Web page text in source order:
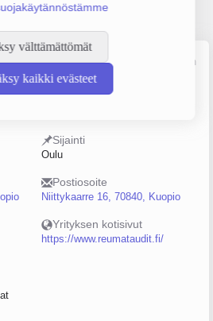
välttämättömät
kaikki evästeet
Päättäjätiedot
Lähde: YTJ, PRH, Traficom
Henkilöstömäärä
Sijainti
Oulu
Postiosoite
Niittykaarre 16, 70840, Kuopio
Yrityksen kotisivut
https://www.reumataudit.fi/